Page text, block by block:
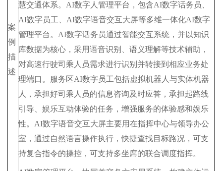
案
例
描
述
慧交通体系。AI数字人管理平台，包含AI数字话务员、
AI数字员工、AI数字语音交互大屏等多维一体化AI数字
管理平台。AI数字话务员通过智能交互系统，并以知识
库数据为核心，采用语音识别、语义理解等技术辅助，
对高速行驶司乘人员需求进行识别并转接到相应业务处
理端口。服务区AI数字员工包括虚拟机器人与实体机器
人，承担好司乘人员的信息咨询及时应答，承担起路线
引导、娱乐互动体验的任务，增强服务的体验感和娱乐
性。AI数字语音交互大屏主要用在指挥中心与领导办公
室，通过自然语言操作执行，快捷查找目标路况，可支
持复合指令的操控，可支持多坐席的联合调度指挥。